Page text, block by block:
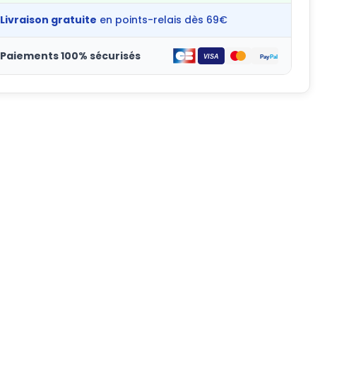
Livraison gratuite en points-relais dès 69€
Paiements 100% sécurisés